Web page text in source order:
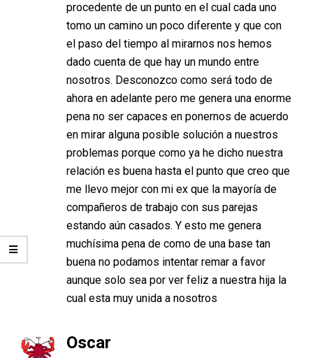
procedente de un punto en el cual cada uno
tomo un camino un poco diferente y que con
el paso del tiempo al mirarnos nos hemos
dado cuenta de que hay un mundo entre
nosotros. Desconozco como será todo de
ahora en adelante pero me genera una enorme
pena no ser capaces en ponernos de acuerdo
en mirar alguna posible solución a nuestros
problemas porque como ya he dicho nuestra
relación es buena hasta el punto que creo que
me llevo mejor con mi ex que la mayoría de
compañeros de trabajo con sus parejas
estando aún casados. Y esto me genera
muchísima pena de como de una base tan
buena no podamos intentar remar a favor
aunque solo sea por ver feliz a nuestra hija la
cual esta muy unida a nosotros
Oscar